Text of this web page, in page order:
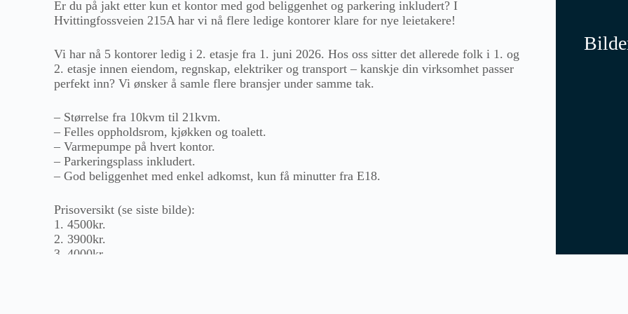
Er du på jakt etter kun et kontor med god beliggenhet og parkering inkludert? I
Hvittingfossveien 215A har vi nå flere ledige kontorer klare for nye leietakere!
Vi har nå 5 kontorer ledig i 2. etasje fra 1. juni 2026. Hos oss sitter det allerede folk i 1. og
2. etasje innen eiendom, regnskap, elektriker og transport – kanskje din virksomhet passer
perfekt inn? Vi ønsker å samle flere bransjer under samme tak.
– Størrelse fra 10kvm til 21kvm.
– Felles oppholdsrom, kjøkken og toalett.
– Varmepumpe på hvert kontor.
– Parkeringsplass inkludert.
– God beliggenhet med enkel adkomst, kun få minutter fra E18.
Prisoversikt (se siste bilde):
1. 4500kr.
2. 3900kr.
3. 4000kr.